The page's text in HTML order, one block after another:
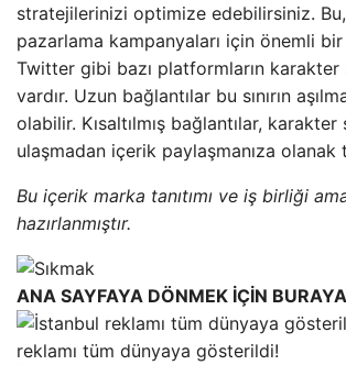
stratejilerinizi optimize edebilirsiniz.
pazarlama kampanyaları için önemli bir
Twitter gibi bazı platformların karakter
vardır. Uzun bağlantılar bu sınırın
olabilir. Kısaltılmış bağlantılar, karakter
ulaşmadan içerik paylaşmanıza olanak
Bu içerik marka tanıtımı ve iş birliği
hazırlanmıştır.
ANA SAYFAYA DÖNMEK İÇİN
reklamı tüm dünyaya gösterildi!